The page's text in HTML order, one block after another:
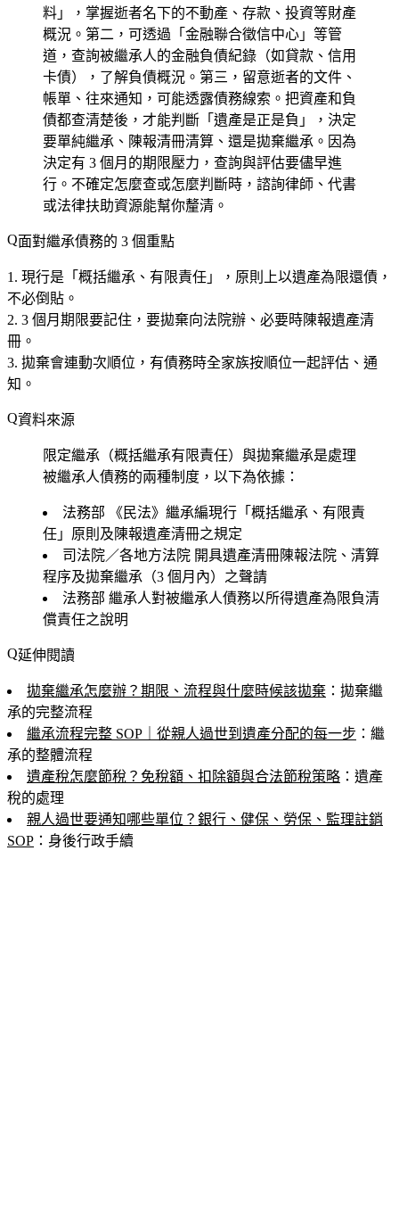
料」，掌握逝者名下的不動產、存款、投資等財產
概況。第二，可透過「金融聯合徵信中心」等管
道，查詢被繼承人的金融負債紀錄（如貸款、信用
卡債），了解負債概況。第三，留意逝者的文件、
帳單、往來通知，可能透露債務線索。把資產和負
債都查清楚後，才能判斷「遺產是正是負」，決定
要單純繼承、陳報清冊清算、還是拋棄繼承。因為
決定有 3 個月的期限壓力，查詢與評估要儘早進
行。不確定怎麼查或怎麼判斷時，諮詢律師、代書
或法律扶助資源能幫你釐清。
面對繼承債務的 3 個重點
現行是「概括繼承、有限責任」
，原則上以遺產為限還債，
不必倒貼。
3 個月期限要記住 ，要拋棄向法院辦、必要時陳報遺產清
冊。
拋棄會連動次順位 ，有債務時全家族按順位一起評估、通
知。
資料來源
限定繼承（概括繼承有限責任）與拋棄繼承是處理
被繼承人債務的兩種制度，以下為依據：
法務部 《民法》繼承編現行「概括繼承、有限責
任」原則及陳報遺產清冊之規定
司法院／各地方法院 開具遺產清冊陳報法院、清算
程序及拋棄繼承（3 個月內）之聲請
法務部 繼承人對被繼承人債務以所得遺產為限負清
償責任之說明
延伸閱讀
拋棄繼承怎麼辦？期限、流程與什麼時候該拋棄 ：拋棄繼
承的完整流程
繼承流程完整 SOP｜從親人過世到遺產分配的每一步 ：繼
承的整體流程
遺產稅怎麼節稅？免稅額、扣除額與合法節稅策略 ：遺產
稅的處理
親人過世要通知哪些單位？銀行、健保、勞保、監理註銷
SOP ：身後行政手續